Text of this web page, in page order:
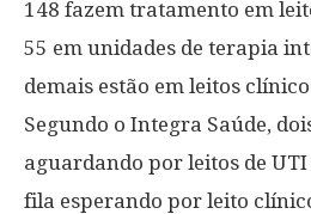
148 fazem tratamento em
55 em unidades de terapia
demais estão em leitos
Segundo o Integra Saúde,
aguardando por leitos de
fila esperando por leito